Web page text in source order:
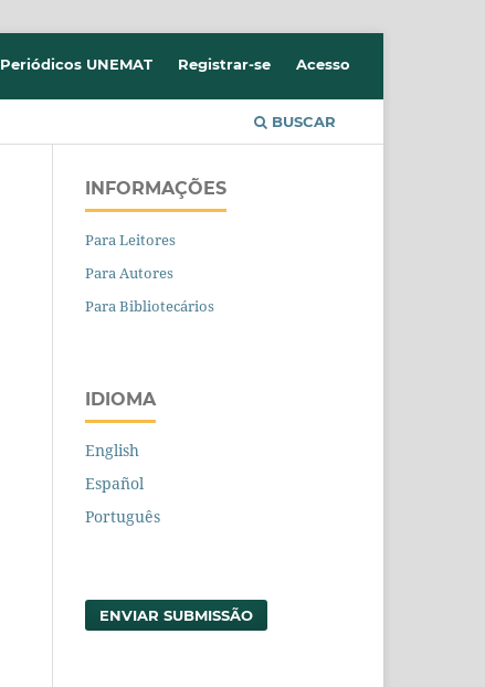
BUSCAR
Periódicos UNEMAT Registrar-se Acesso
INFORMAÇÕES
Para Leitores
Para Autores
Para Bibliotecários
IDIOMA
English
Español
Português
ENVIAR SUBMISSÃO